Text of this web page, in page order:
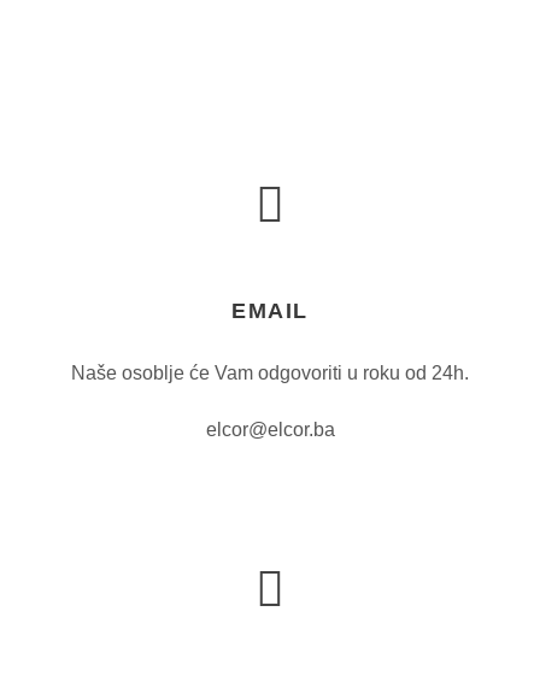
EMAIL
Naše osoblje će Vam odgovoriti u roku od 24h.
elcor@elcor.ba